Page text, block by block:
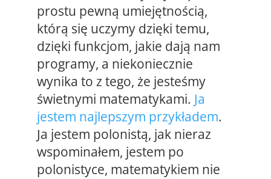
prostu pewną umiejętnością,
którą się uczymy dzięki temu,
dzięki funkcjom, jakie dają nam
programy, a niekoniecznie
wynika to z tego, że jesteśmy
świetnymi matematykami. Ja
jestem najlepszym przykładem.
Ja jestem polonistą, jak nieraz
wspominałem, jestem po
polonistyce, matematykiem nie